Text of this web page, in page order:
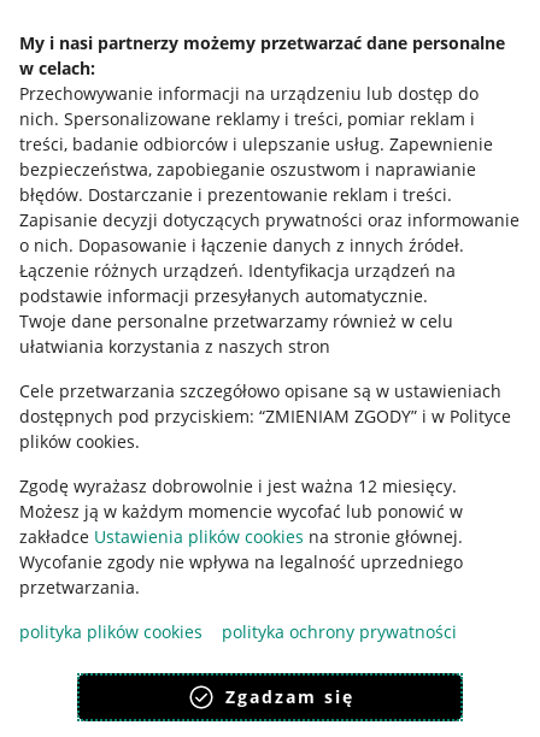
My i nasi partnerzy możemy przetwarzać dane personalne
w celach:
Przechowywanie informacji na urządzeniu lub dostęp do
nich. Spersonalizowane reklamy i treści, pomiar reklam i
treści, badanie odbiorców i ulepszanie usług. Zapewnienie
bezpieczeństwa, zapobieganie oszustwom i naprawianie
błędów. Dostarczanie i prezentowanie reklam i treści.
Zapisanie decyzji dotyczących prywatności oraz informowanie
o nich. Dopasowanie i łączenie danych z innych źródeł.
Łączenie różnych urządzeń. Identyfikacja urządzeń na
podstawie informacji przesyłanych automatycznie.
Twoje dane personalne przetwarzamy również w celu
ułatwiania korzystania z naszych stron
Cele przetwarzania szczegółowo opisane są w ustawieniach
dostępnych pod przyciskiem: “ZMIENIAM ZGODY” i w Polityce
plików cookies.
Zgodę wyrażasz dobrowolnie i jest ważna 12 miesięcy.
Możesz ją w każdym momencie wycofać lub ponowić w
zakładce Ustawienia plików cookies na stronie głównej.
Wycofanie zgody nie wpływa na legalność uprzedniego
przetwarzania.
polityka plików cookies
polityka ochrony prywatności
Zgadzam się
Allegro Gadane dla sprzedających
Allegro Gadane dla kupujących
Mapa miejscowości
Informacje prawne
Regulamin
Polityka plików "cookies"
Ustawienia plików "cookies"
Udostępnianie lokalizacji
Informacje dla Aktu o Usługach Cyfrowych
Pobierz aplikację